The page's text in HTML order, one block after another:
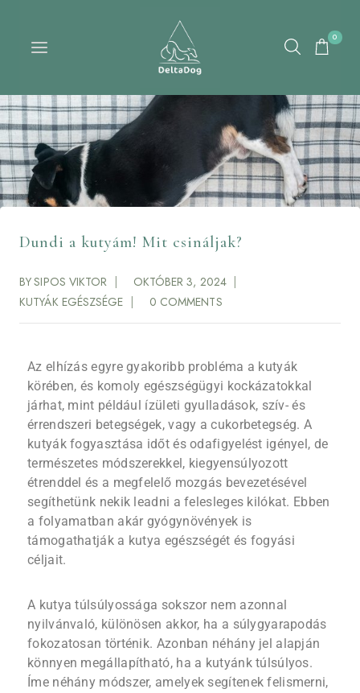
0
Dundi a kutyám! Mit csináljak?
BYSIPOS VIKTOR
OKTÓBER 3, 2024
KUTYÁK EGÉSZSÉGE
0 COMMENTS
Az elhízás egyre gyakoribb probléma a kutyák
körében, és komoly egészségügyi kockázatokkal
járhat, mint például ízületi gyulladások, szív- és
érrendszeri betegségek, vagy a cukorbetegség. A
kutyák fogyasztása időt és odafigyelést igényel, de
természetes módszerekkel, kiegyensúlyozott
étrenddel és a megfelelő mozgás bevezetésével
segíthetünk nekik leadni a felesleges kilókat. Ebben
a folyamatban akár gyógynövények is
támogathatják a kutya egészségét és fogyási
céljait.
A kutya túlsúlyossága sokszor nem azonnal
nyilvánvaló, különösen akkor, ha a súlygyarapodás
fokozatosan történik. Azonban néhány jel alapján
könnyen megállapítható, ha a kutyánk túlsúlyos.
Íme néhány módszer, amelyek segítenek felismerni,